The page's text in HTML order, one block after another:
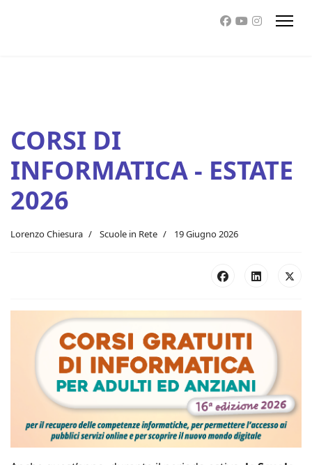
CORSI DI
INFORMATICA - ESTATE
2026
Lorenzo Chiesura Scuole in Rete 19 Giugno 2026